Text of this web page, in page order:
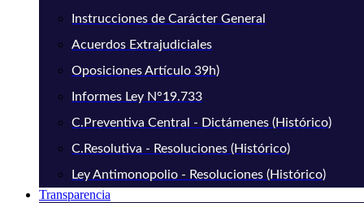
Instrucciones de Carácter General
Acuerdos Extrajudiciales
Oposiciones Artículo 39h)
Informes Ley N°19.733
C.Preventiva Central - Dictámenes (Histórico)
C.Resolutiva - Resoluciones (Histórico)
Ley Antimonopolio - Resoluciones (Histórico)
Transparencia